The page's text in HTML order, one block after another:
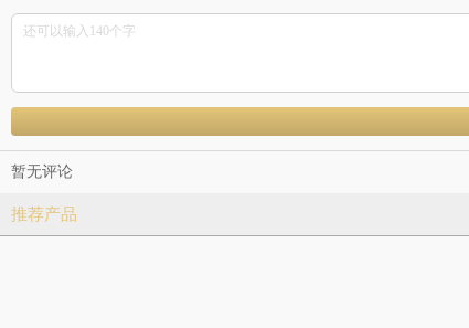
暂无评论
推荐产品